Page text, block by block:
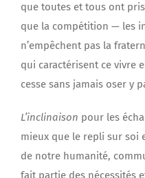
que toutes et tous ont
que la compétition — les
n’empêchent pas la
qui caractérisent ce vivre
cesse sans jamais oser y
L’inclinaison pour les
mieux que le repli sur soi
de notre humanité,
fait partie des nécessités